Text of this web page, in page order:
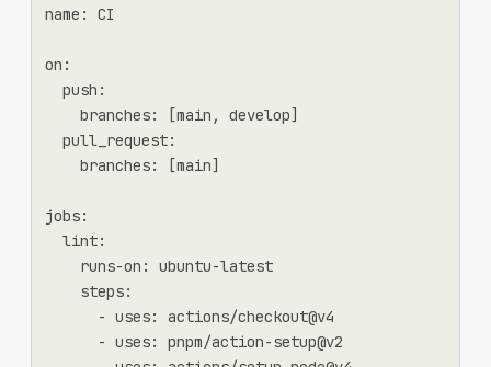
name: CI
on:
  push:
    branches: [main, develop]
  pull_request:
    branches: [main]
jobs:
  lint:
    runs-on: ubuntu-latest
    steps:
      - uses: actions/checkout@v4
      - uses: pnpm/action-setup@v2